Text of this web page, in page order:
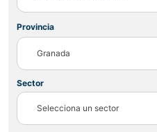
Provincia
Granada
Sector
Selecciona un sector